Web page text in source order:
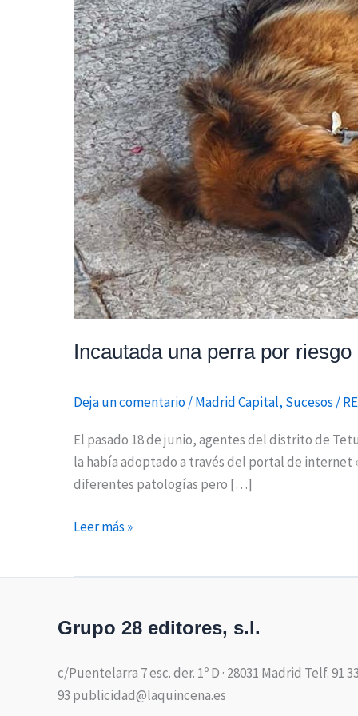
Incautada una perra por
Deja un comentario/Madrid Capital, Sucesos /
El pasado 18 de junio, agentes del distrito de
la había adoptado a través del portal de internet
diferentes patologías pero […]
Leer más »
Grupo 28 editores, s.l.
c/Puentelarra 7 esc. der. 1º D · 28031 Madrid Telf. 91
93 publicidad@laquincena.es